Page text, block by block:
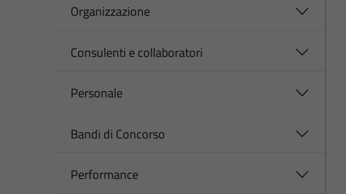
Organizzazione
Consulenti e collaboratori
Personale
Bandi di Concorso
Performance